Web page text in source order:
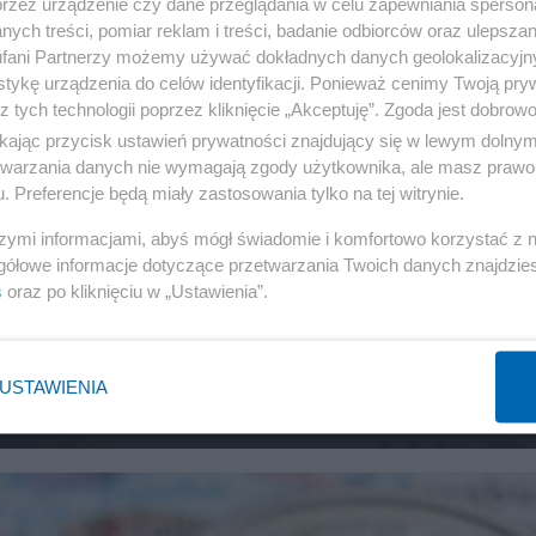
na ścianę. Dług publiczny
próg
BUDŻET
treści, pomiar reklam i treści, badanie odbiorców oraz
Partnerzy możemy używać dokładnych danych
urządzenia do celów identyfikacji. Ponieważ cenimy Twoją
tych technologii poprzez kliknięcie „Akceptuję”. Zgoda jest
przycisk ustawień prywatności znajdujący się w lewym
danych nie wymagają zgody użytkownika, ale masz
Preferencje będą miały zastosowania tylko na tej witrynie.
informacjami, abyś mógł świadomie i komfortowo korzystać z
informacje dotyczące przetwarzania Twoich danych
oraz po kliknięciu w „Ustawienia”.
USTAWIENIA